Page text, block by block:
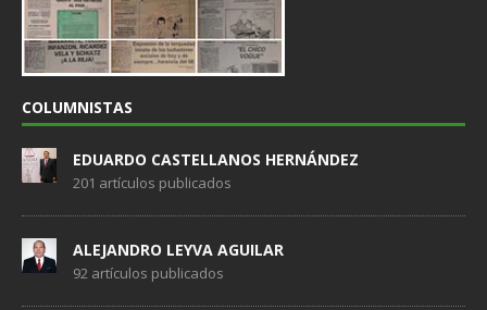
COLUMNISTAS
EDUARDO CASTELLANOS HERNÁNDEZ
201 artículos publicados
ALEJANDRO LEYVA AGUILAR
92 artículos publicados